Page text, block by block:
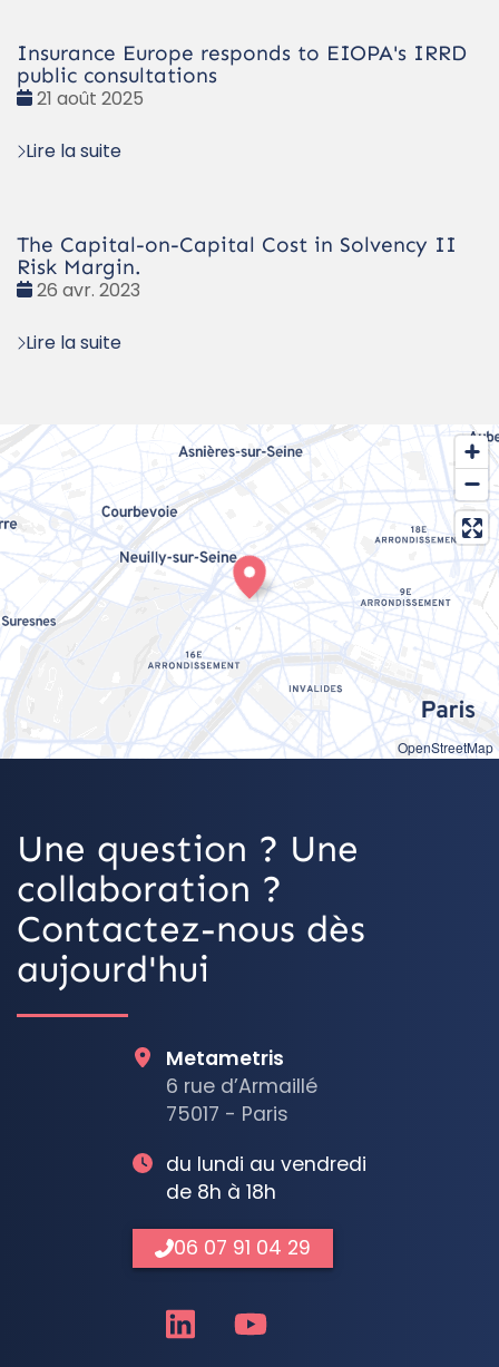
Insurance Europe responds to EIOPA's IRRD
public consultations
Date
21 août 2025
Lire la suite
The Capital-on-Capital Cost in Solvency II
Risk Margin.
Date
26 avr. 2023
Lire la suite
OpenStreetMap
Une question ? Une
collaboration ?
Contactez-nous dès
aujourd'hui
Metametris
6 rue d’Armaillé
75017 - Paris
du lundi au vendredi
de 8h à 18h
06 07 91 04 29